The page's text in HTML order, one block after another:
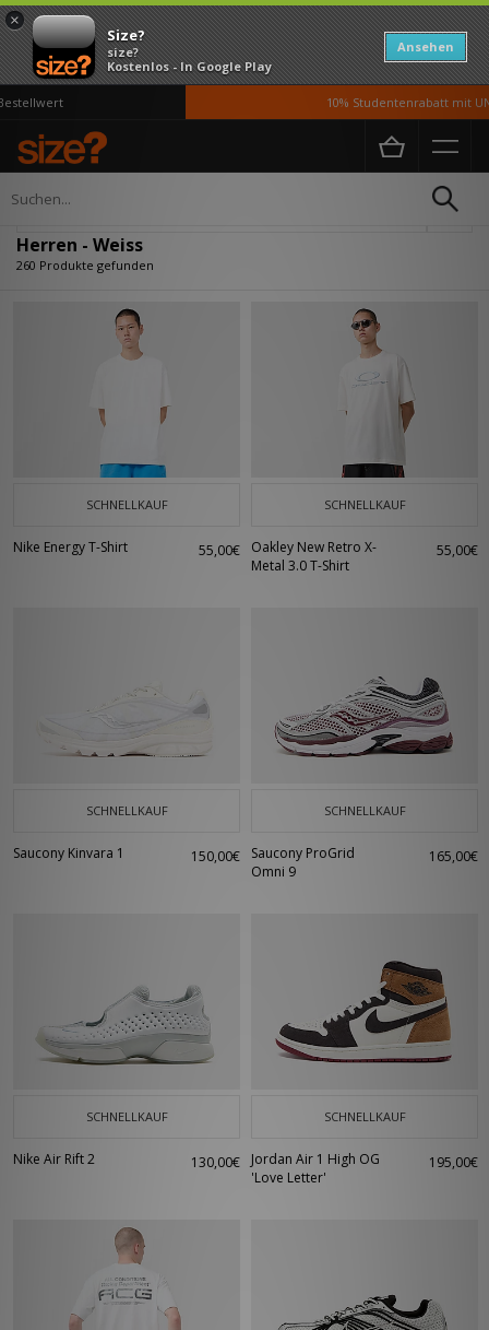
×
Size?
size?
Kostenlos - In Google Play
Ansehen
10% Studentenrabatt mit
Home Herren
Herren - Weiss
260 Produkte gefunden
SCHNELLKAUF
Nike Energy T-Shirt 55,00€
SCHNELLKAUF
Oakley New Retro X-
Metal 3.0 T-Shirt
55,00€
SCHNELLKAUF
Saucony Kinvara 1 150,00€
SCHNELLKAUF
Saucony ProGrid
Omni 9
165,00€
SCHNELLKAUF
Nike Air Rift 2 130,00€
SCHNELLKAUF
Jordan Air 1 High OG
'Love Letter'
195,00€